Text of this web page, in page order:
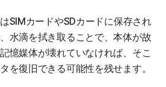
SIMカードやSDカードに保存され
水滴を拭き取ることで、本体が故
憶媒体が壊れていなければ、そこ
を復旧できる可能性を残せます。